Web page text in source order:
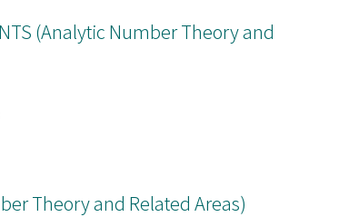
(Analytic Number Theory and
Theory and Related Areas)